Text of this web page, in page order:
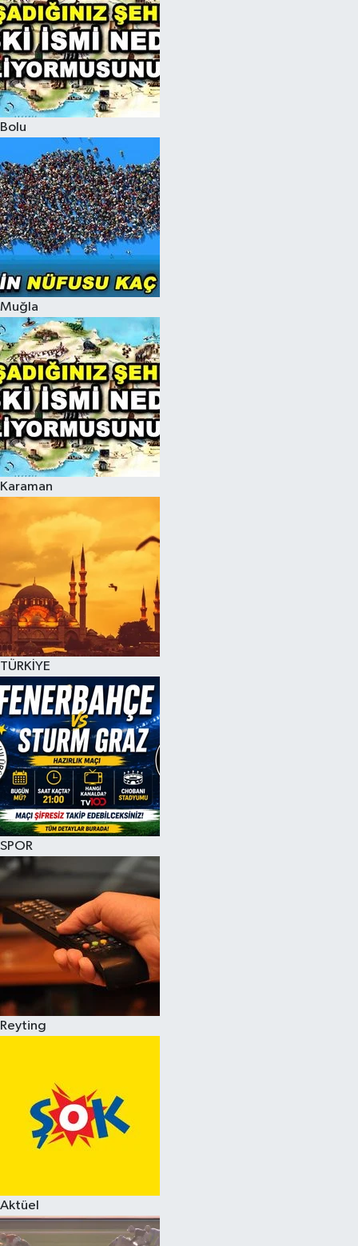
Bolu
Muğla
Karaman
TÜRKİYE
SPOR
Reyting
Aktüel